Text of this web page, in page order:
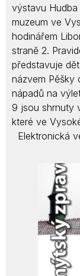
výstavu Hudba
muzeum ve
hodinářem
straně 2.
představuje
názvem Pěšky
nápadů na
9 jsou shrnuty
které ve
Elektronická